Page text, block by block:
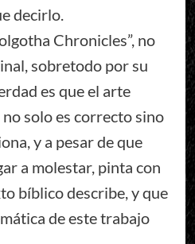
decirlo.
Chronicles”, no
sobretodo por su
es que el arte
solo es correcto sino
y a pesar de que
a molestar, pinta con
bíblico describe, y que
de este trabajo